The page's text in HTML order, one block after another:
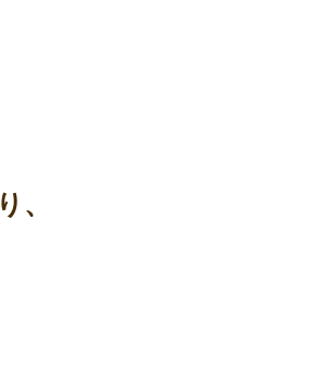
、